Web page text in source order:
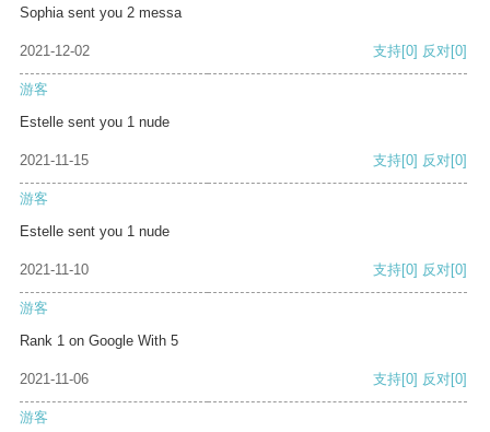
Sophia sent you 2 messa
2021-12-02 支持[0] 反对[0]
游客
Estelle sent you 1 nude
2021-11-15 支持[0] 反对[0]
游客
Estelle sent you 1 nude
2021-11-10 支持[0] 反对[0]
游客
Rank 1 on Google With 5
2021-11-06 支持[0] 反对[0]
游客